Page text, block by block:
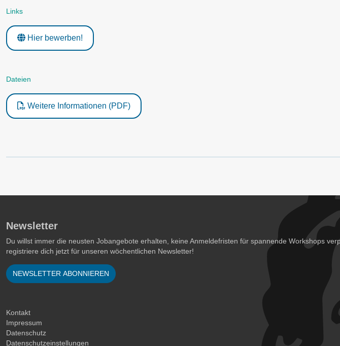
Links
Hier bewerben!
Dateien
Weitere Informationen (PDF)
Newsletter
Du willst immer die neusten Jobangebote erhalten, keine Anmeldefristen für spannende Workshops
registriere dich jetzt für unseren wöchentlichen Newsletter!
NEWSLETTER ABONNIEREN
Kontakt
Impressum
Datenschutz
Datenschutzeinstellungen